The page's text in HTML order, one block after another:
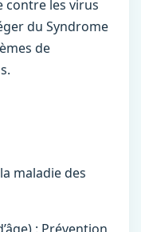
contre les virus
du Syndrome
de
maladie des